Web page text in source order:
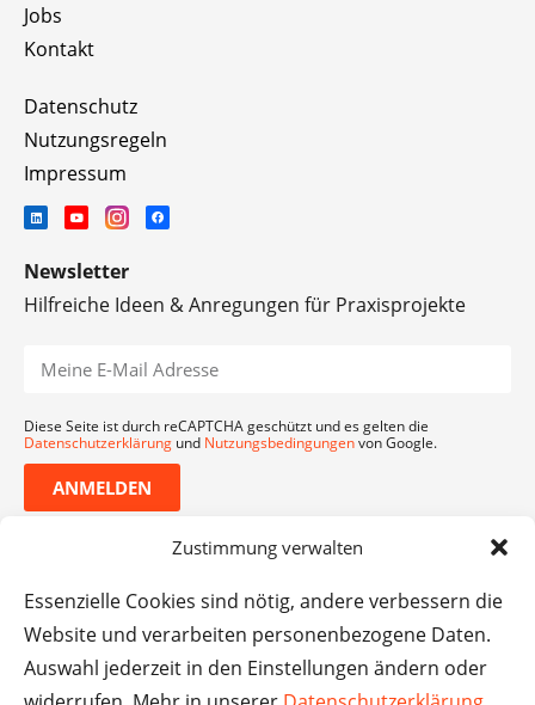
Zustimmung verwalten
Essenzielle Cookies sind nötig, andere verbessern die
Website und verarbeiten personenbezogene Daten.
Auswahl jederzeit in den Einstellungen ändern oder
Jobs
Kontakt
Datenschutz
Nutzungsregeln
Impressum
Newsletter
Hilfreiche Ideen & Anregungen für Praxisprojekte
Diese Seite ist durch reCAPTCHA geschützt und es gelten die
Datenschutzerklärung und Nutzungsbedingungenvon Google.
ANMELDEN